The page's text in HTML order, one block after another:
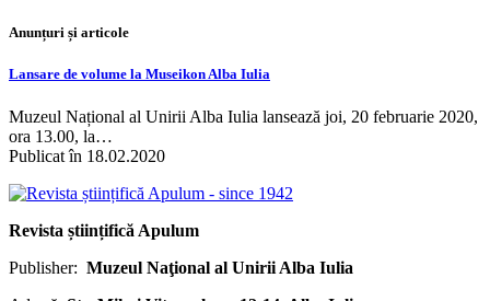
Anunțuri și articole
Lansare de volume la Museikon Alba Iulia
Muzeul Național al Unirii Alba Iulia lansează joi, 20 februarie 2020,
ora 13.00, la…
Publicat în 18.02.2020
Revista științifică Apulum
Publisher: Muzeul Naţional al Unirii Alba Iulia